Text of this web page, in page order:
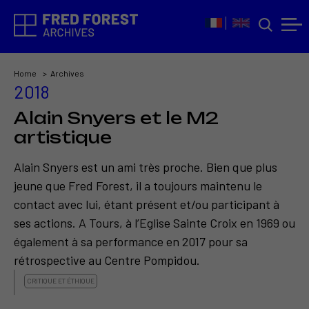
Home Archives
2018
Alain Snyers et le M2
artistique
Alain Snyers est un ami très proche. Bien que plus
jeune que Fred Forest, il a toujours maintenu le
contact avec lui, étant présent et/ou participant à
ses actions. A Tours, à l’Eglise Sainte Croix en 1969 ou
également à sa performance en 2017 pour sa
rétrospective au Centre Pompidou.
CRITIQUE ET ÉTHIQUE